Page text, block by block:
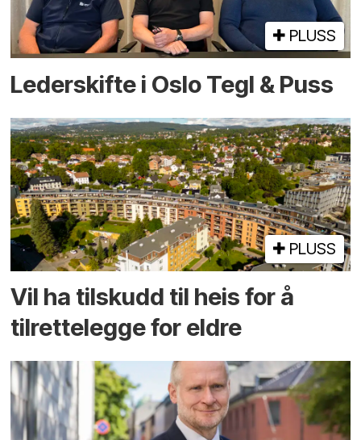
PLUSS
Lederskifte i Oslo Tegl & Puss
PLUSS
Vil ha tilskudd til heis for å
tilrettelegge for eldre